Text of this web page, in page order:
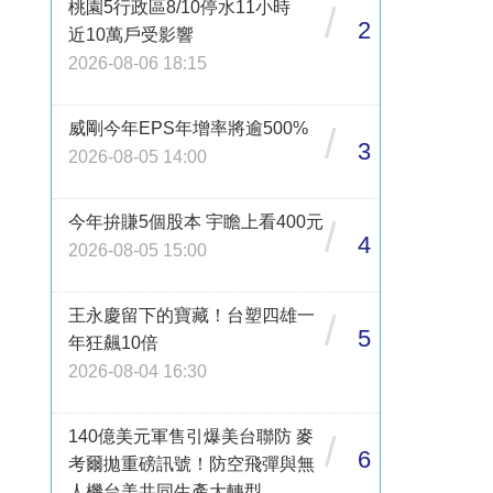
桃園5行政區8/10停水11小時
近10萬戶受影響
2026-08-06 18:15
/ 2
威剛今年EPS年增率將逾500%
2026-08-05 14:00
/ 3
今年拚賺5個股本 宇瞻上看400元
2026-08-05 15:00
/ 4
王永慶留下的寶藏！台塑四雄一
年狂飆10倍
2026-08-04 16:30
/ 5
140億美元軍售引爆美台聯防 麥
考爾拋重磅訊號！防空飛彈與無 / 6